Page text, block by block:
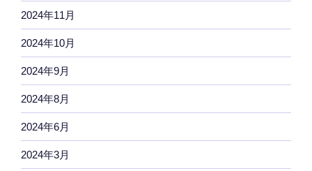
2024年11月
2024年10月
2024年9月
2024年8月
2024年6月
2024年3月